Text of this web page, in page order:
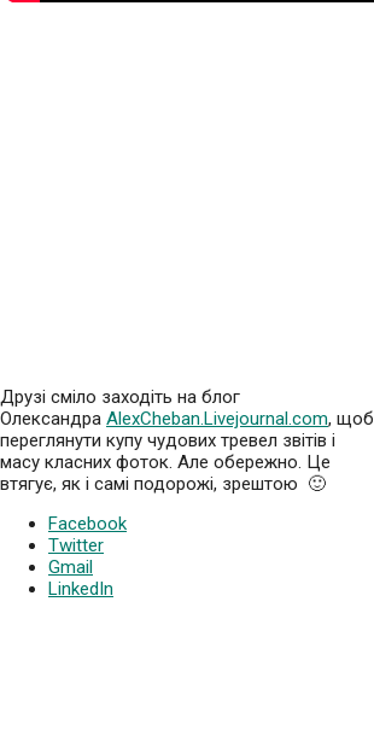
Друзі сміло заходіть на блог
Олександра AlexCheban.Livejournal.com, щоб
переглянути купу чудових тревел звітів і
масу класних фоток. Але обережно. Це
втягує, як і самі подорожі, зрештою 🙂
Facebook
Twitter
Gmail
LinkedIn